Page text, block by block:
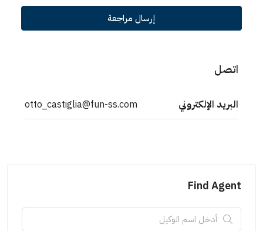
إرسال مراجعة
اتصل
البريد الإلكتروني otto_castiglia@fun-ss.com
Find Agent